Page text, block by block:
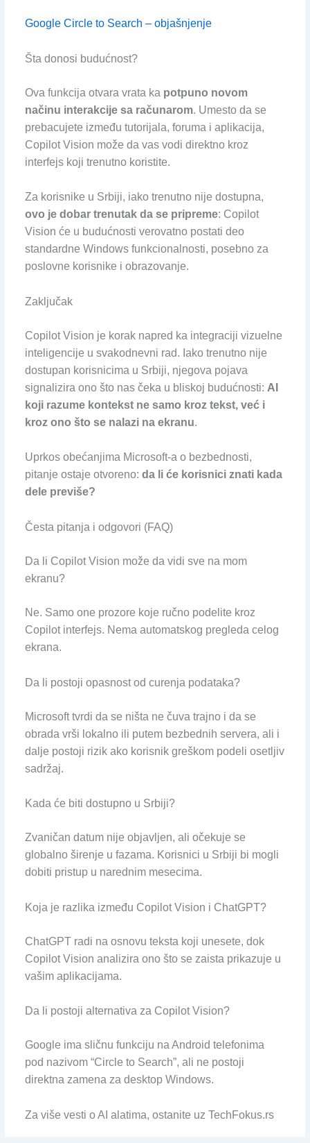
Google Circle to Search – objašnjenje
Šta donosi budućnost?
Ova funkcija otvara vrata ka potpuno novom
načinu interakcije sa računarom. Umesto da se
prebacujete između tutorijala, foruma i aplikacija,
Copilot Vision može da vas vodi direktno kroz
interfejs koji trenutno koristite.
Za korisnike u Srbiji, iako trenutno nije dostupna,
ovo je dobar trenutak da se pripreme: Copilot
Vision će u budućnosti verovatno postati deo
standardne Windows funkcionalnosti, posebno za
poslovne korisnike i obrazovanje.
Zaključak
Copilot Vision je korak napred ka integraciji vizuelne
inteligencije u svakodnevni rad. Iako trenutno nije
dostupan korisnicima u Srbiji, njegova pojava
signalizira ono što nas čeka u bliskoj budućnosti: AI
koji razume kontekst ne samo kroz tekst, već i
kroz ono što se nalazi na ekranu.
Uprkos obećanjima Microsoft-a o bezbednosti,
pitanje ostaje otvoreno: da li će korisnici znati kada
dele previše?
Česta pitanja i odgovori (FAQ)
Da li Copilot Vision može da vidi sve na mom
ekranu?
Ne. Samo one prozore koje ručno podelite kroz
Copilot interfejs. Nema automatskog pregleda celog
ekrana.
Da li postoji opasnost od curenja podataka?
Microsoft tvrdi da se ništa ne čuva trajno i da se
obrada vrši lokalno ili putem bezbednih servera, ali i
dalje postoji rizik ako korisnik greškom podeli osetljiv
sadržaj.
Kada će biti dostupno u Srbiji?
Zvaničan datum nije objavljen, ali očekuje se
globalno širenje u fazama. Korisnici u Srbiji bi mogli
dobiti pristup u narednim mesecima.
Koja je razlika između Copilot Vision i ChatGPT?
ChatGPT radi na osnovu teksta koji unesete, dok
Copilot Vision analizira ono što se zaista prikazuje u
vašim aplikacijama.
Da li postoji alternativa za Copilot Vision?
Google ima sličnu funkciju na Android telefonima
pod nazivom “Circle to Search”, ali ne postoji
direktna zamena za desktop Windows.
Za više vesti o AI alatima, ostanite uz TechFokus.rs